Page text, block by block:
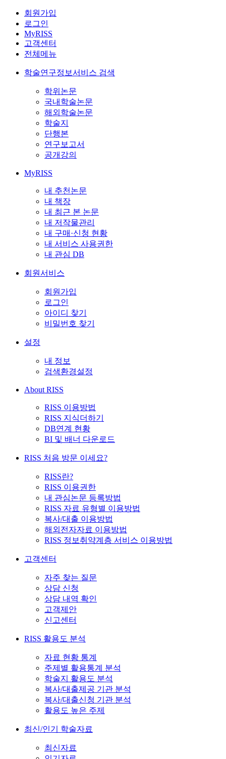
회원가입
로그인
MyRISS
고객센터
전체메뉴
학술연구정보서비스 검색
학위논문
국내학술논문
해외학술논문
학술지
단행본
연구보고서
공개강의
MyRISS
내 추천논문
내 책장
내 최근 본 논문
내 저작물관리
내 구매·신청 현황
내 서비스 사용권한
내 관심 DB
회원서비스
회원가입
로그인
아이디 찾기
비밀번호 찾기
설정
내 정보
검색환경설정
About RISS
RISS 이용방법
RISS 지식더하기
DB연계 현황
BI 및 배너 다운로드
RISS 처음 방문 이세요?
RISS란?
RISS 이용권한
내 관심논문 등록방법
RISS 자료 유형별 이용방법
복사/대출 이용방법
해외전자자료 이용방법
RISS 정보취약계층 서비스 이용방법
고객센터
자주 찾는 질문
상담 신청
상담 내역 확인
고객제안
신고센터
RISS 활용도 분석
자료 현황 통계
주제별 활용통계 분석
학술지 활용도 분석
복사/대출제공 기관 분석
복사/대출신청 기관 분석
활용도 높은 주제
최신/인기 학술자료
최신자료